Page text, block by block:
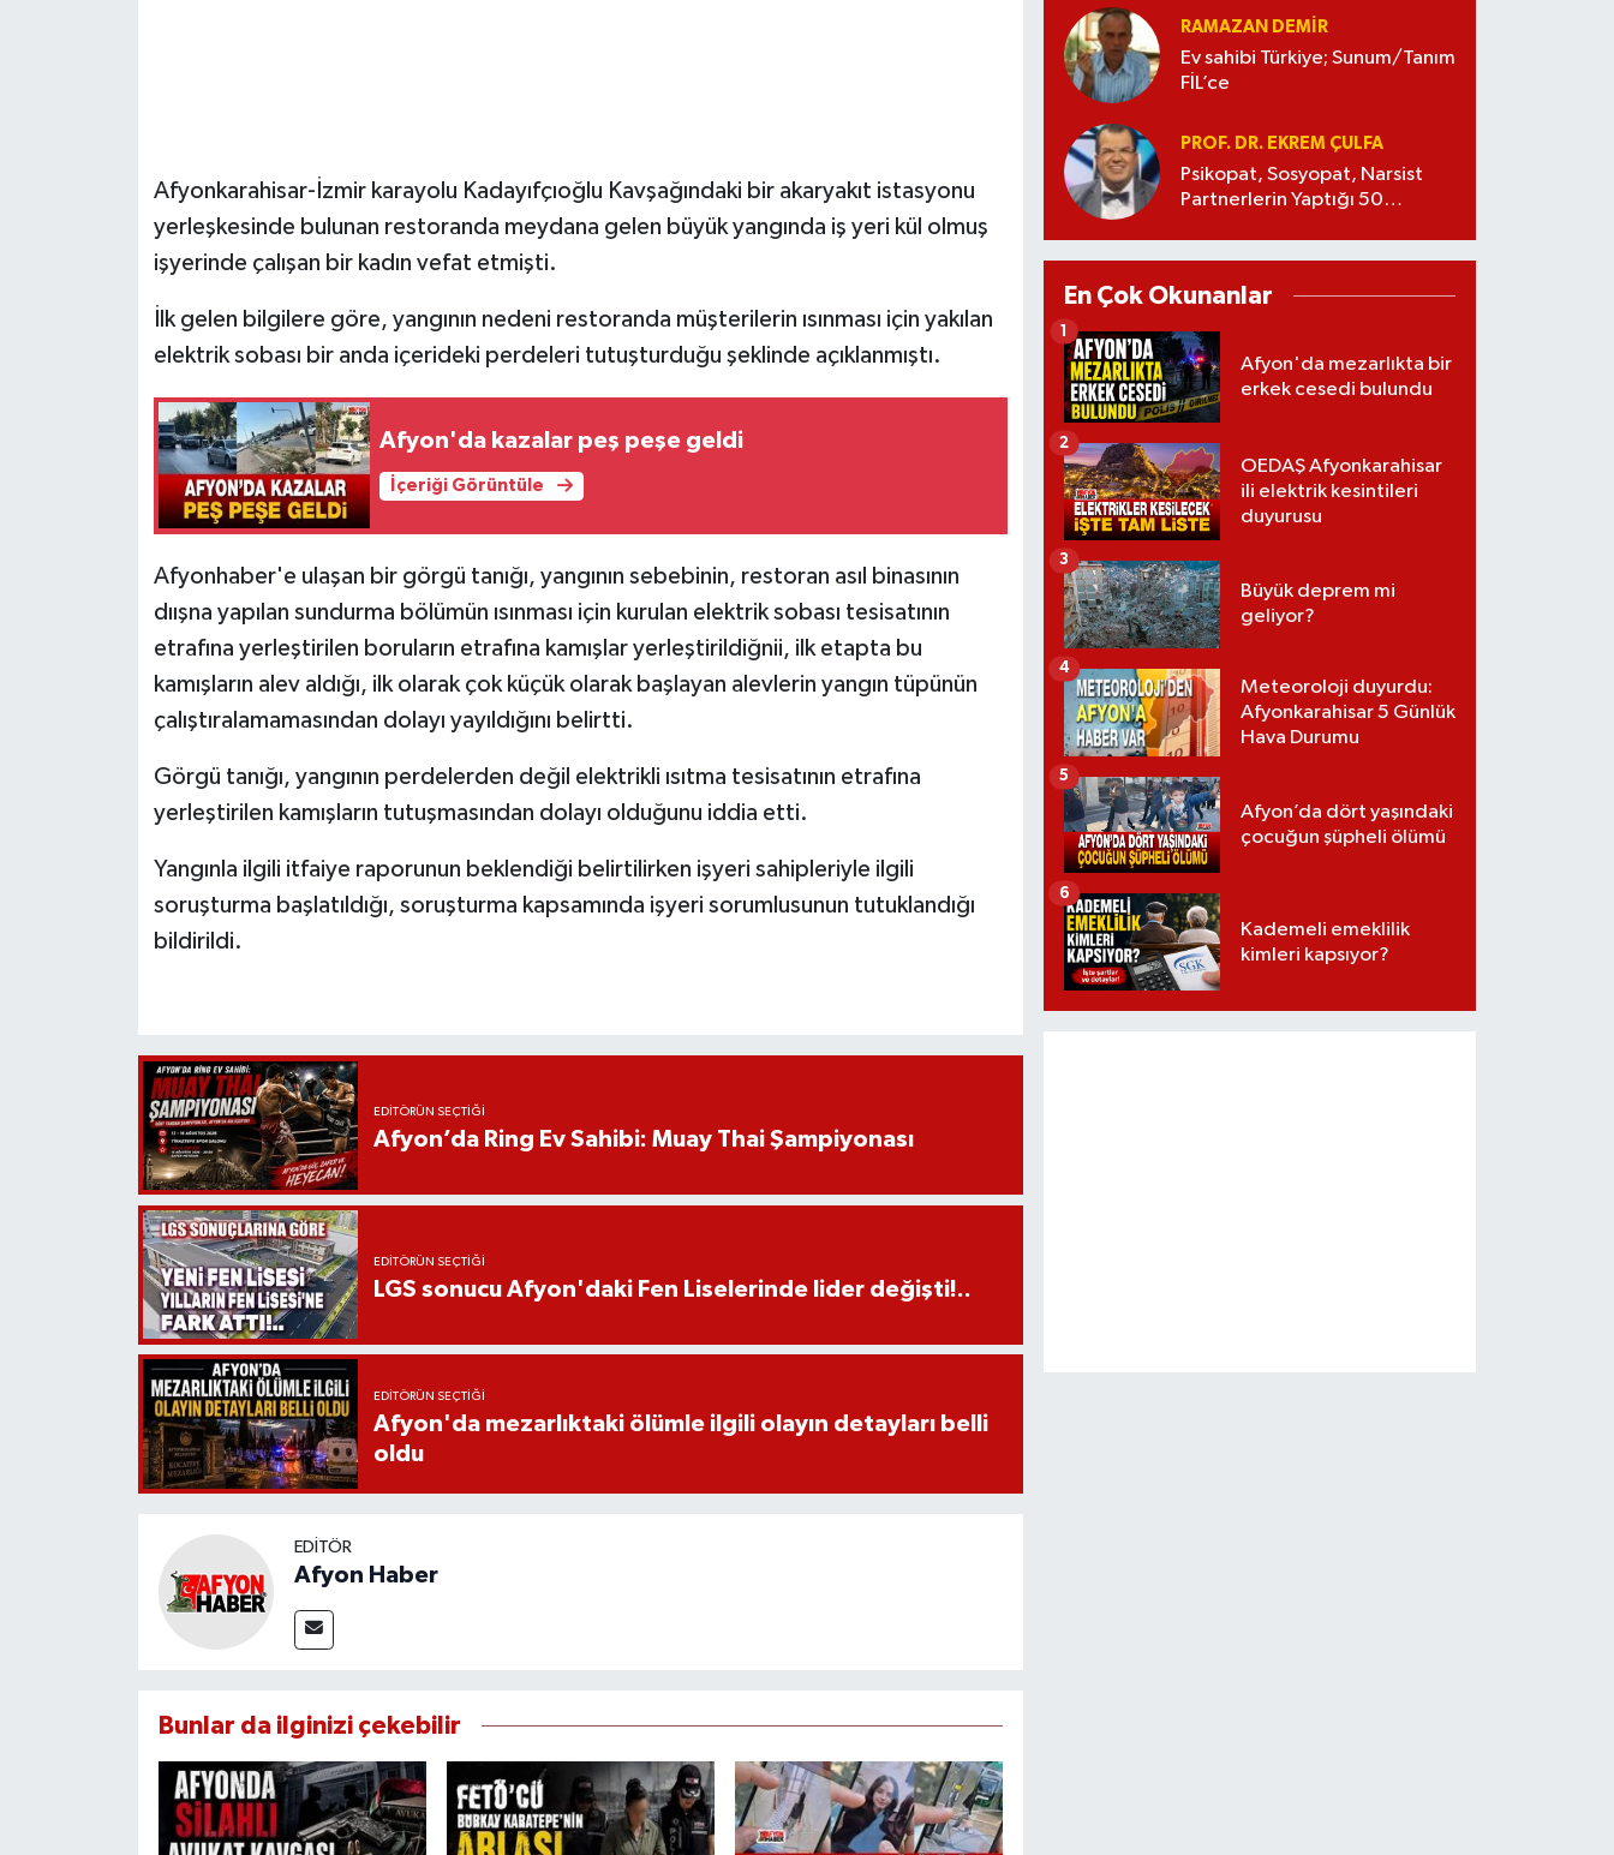
Afyonkarahisar-İzmir karayolu Kadayıfçıoğlu Kavşağındaki bir akaryakıt istasyonu
yerleşkesinde bulunan restoranda meydana gelen büyük yangında iş yeri kül olmuş
işyerinde çalışan bir kadın vefat etmişti.
İlk gelen bilgilere göre, yangının nedeni restoranda müşterilerin ısınması için yakılan
elektrik sobası bir anda içerideki perdeleri tutuşturduğu şeklinde açıklanmıştı.
Afyon'da kazalar peş peşe geldi
İçeriği Görüntüle
Afyonhaber'e ulaşan bir görgü tanığı, yangının sebebinin, restoran asıl binasının
dıışna yapılan sundurma bölümün ısınması için kurulan elektrik sobası tesisatının
etrafına yerleştirilen boruların etrafına kamışlar yerleştirildiğnii, ilk etapta bu
kamışların alev aldığı, ilk olarak çok küçük olarak başlayan alevlerin yangın tüpünün
çalıştıralamamasından dolayı yayıldığını belirtti.
Görgü tanığı, yangının perdelerden değil elektrikli ısıtma tesisatının etrafına
yerleştirilen kamışların tutuşmasından dolayı olduğunu iddia etti.
Yangınla ilgili itfaiye raporunun beklendiği belirtilirken işyeri sahipleriyle ilgili
soruşturma başlatıldığı, soruşturma kapsamında işyeri sorumlusunun tutuklandığı
bildirildi.
EDITÖRÜN SEÇTIĞI
Afyon’da Ring Ev Sahibi: Muay Thai Şampiyonası
EDITÖRÜN SEÇTIĞI
LGS sonucu Afyon'daki Fen Liselerinde lider değişti!..
EDITÖRÜN SEÇTIĞI
Afyon'da mezarlıktaki ölümle ilgili olayın detayları belli
oldu
EDITÖR
Afyon Haber
Bunlar da ilginizi çekebilir
RAMAZAN DEMİR
Ev sahibi Türkiye; Sunum/Tanım
FİL’ce
PROF. DR. EKREM ÇULFA
Psikopat, Sosyopat, Narsist
Partnerlerin Yaptığı 50
En Çok Okunanlar
Afyon'da mezarlıkta bir
erkek cesedi bulundu
1
OEDAŞ Afyonkarahisar
ili elektrik kesintileri
duyurusu
2
Büyük deprem mi
geliyor?
3
Meteoroloji duyurdu:
Afyonkarahisar 5 Günlük
Hava Durumu
4
Afyon’da dört yaşındaki
çocuğun şüpheli ölümü
5
Kademeli emeklilik
kimleri kapsıyor?
6